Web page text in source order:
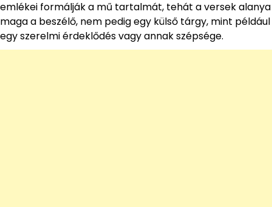
emlékei formálják a mű tartalmát, tehát a versek alanya
maga a beszélő, nem pedig egy külső tárgy, mint például
egy szerelmi érdeklődés vagy annak szépsége.